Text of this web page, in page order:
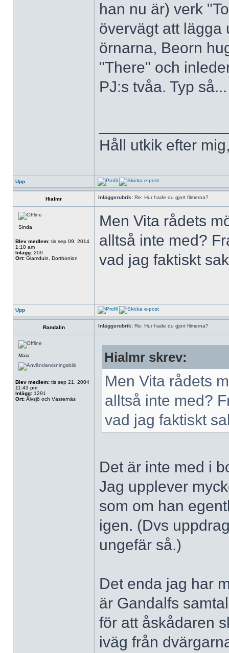
han nu är) verk
övervägt att lägga
örnarna, Beorn
"There" och
PJ:s tvåa. Typ så...
Håll utkik efter
Upp
Hialmr Inläggsrubrik: Re: Hur hade du gjort filmerna?
Sinda
Blev medlem: tis sep 09, 2014
1:10 am
Inlägg: 209
Ort: Glamduin, Dorthonion
Men Vita rådets
alltså inte med?
vad jag faktiskt
Upp
Randalin Inläggsrubrik: Re: Hur hade du gjort filmerna?
Maia
Blev medlem: tis sep 21, 2004
11:43 pm
Inlägg: 1291
Ort: Älvsjö och Västernäs
Hialmr skrev:
Men Vita rådets
alltså inte med?
vad jag faktiskt
Det är inte med i
Jag upplever
som om han
igen. (Dvs
ungefär så.)
Det enda jag har
är Gandalfs
för att åskådaren
iväg från